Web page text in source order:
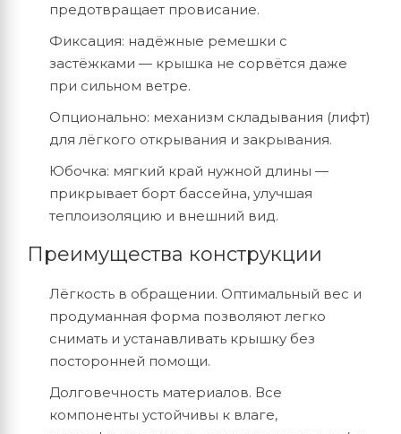
предотвращает провисание.
Фиксация: надёжные ремешки с
застёжками — крышка не сорвётся даже
при сильном ветре.
Опционально: механизм складывания (лифт)
для лёгкого открывания и закрывания.
Юбочка: мягкий край нужной длины —
прикрывает борт бассейна, улучшая
теплоизоляцию и внешний вид.
Преимущества конструкции
Лёгкость в обращении. Оптимальный вес и
продуманная форма позволяют легко
снимать и устанавливать крышку без
посторонней помощи.
Долговечность материалов. Все
компоненты устойчивы к влаге,